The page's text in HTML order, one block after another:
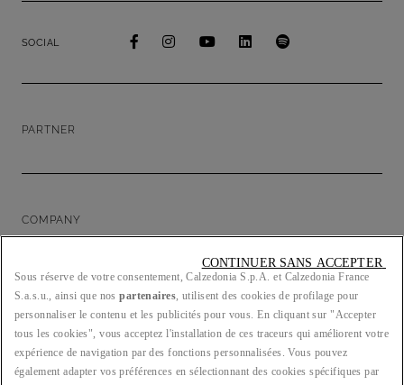
SOCIAL
PARTNER
COMPANY
LEGAL/PRIVACY
Sous réserve de votre consentement, Calzedonia S.p.A. et Calzedonia France
S.a.s.u., ainsi que nospartenaires, utilisent des cookies de profilage pour
personnaliser le contenu et les publicités pour vous. En cliquant sur "Accepter
tous les cookies", vous acceptez l'installation de ces traceurs qui améliorent votre
expérience de navigation par des fonctions personnalisées. Vous pouvez
également adapter vos préférences en sélectionnant des cookies spécifiques par
CONTINUER SANS ACCEPTER